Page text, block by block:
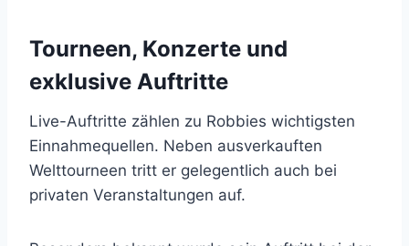
Tourneen, Konzerte und
exklusive Auftritte
Live-Auftritte zählen zu Robbies wichtigsten
Einnahmequellen. Neben ausverkauften
Welttourneen tritt er gelegentlich auch bei
privaten Veranstaltungen auf.